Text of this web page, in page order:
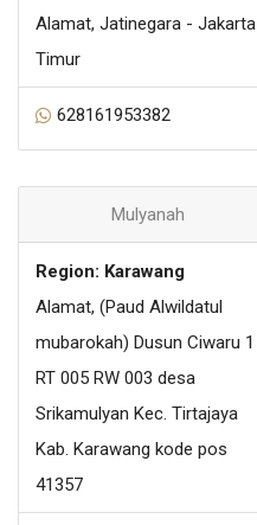
Alamat, Jatinegara - Jakarta
Timur
628161953382
Mulyanah
Region: Karawang
Alamat, (Paud Alwildatul
mubarokah) Dusun Ciwaru 1
RT 005 RW 003 desa
Srikamulyan Kec. Tirtajaya
Kab. Karawang kode pos
41357